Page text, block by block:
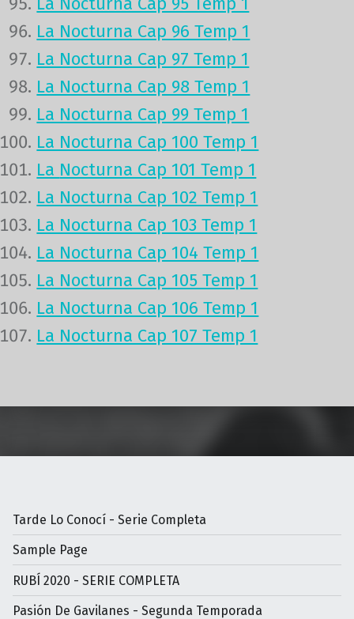
La Nocturna Cap 96 Temp 1
La Nocturna Cap 97 Temp 1
La Nocturna Cap 98 Temp 1
La Nocturna Cap 99 Temp 1
La Nocturna Cap 100 Temp 1
La Nocturna Cap 101 Temp 1
La Nocturna Cap 102 Temp 1
La Nocturna Cap 103 Temp 1
La Nocturna Cap 104 Temp 1
La Nocturna Cap 105 Temp 1
La Nocturna Cap 106 Temp 1
La Nocturna Cap 107 Temp 1
Tarde Lo Conocí - Serie Completa
Sample Page
RUBÍ 2020 - SERIE COMPLETA
Pasión De Gavilanes - Segunda Temporada